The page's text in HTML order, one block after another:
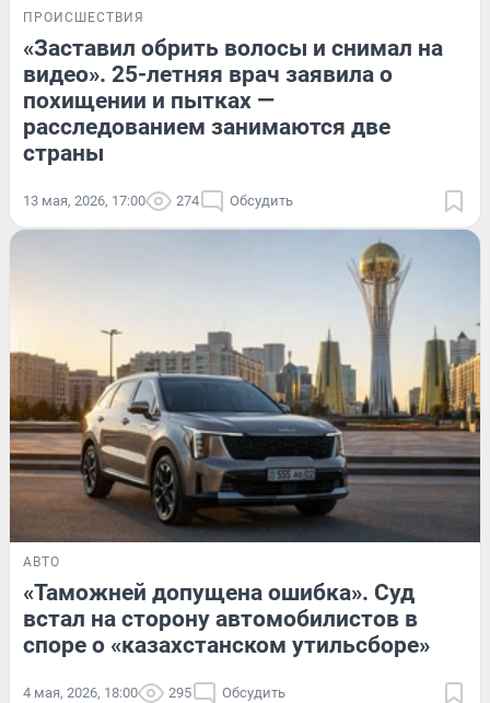
ПРОИСШЕСТВИЯ
«Заставил обрить волосы и снимал на
видео». 25-летняя врач заявила о
похищении и пытках —
расследованием занимаются две
страны
13 мая, 2026, 17:00 274 Обсудить
АВТО
«Таможней допущена ошибка». Суд
встал на сторону автомобилистов в
споре о «казахстанском утильсборе»
4 мая, 2026, 18:00 295 Обсудить